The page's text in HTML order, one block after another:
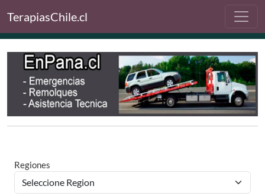
TerapiasChile.cl
Regiones